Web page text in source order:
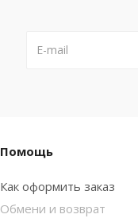
Помощь
Как оформить заказ
Обмени и возврат